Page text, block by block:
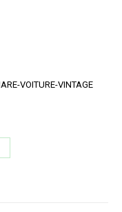
VOITURE-VINTAGE